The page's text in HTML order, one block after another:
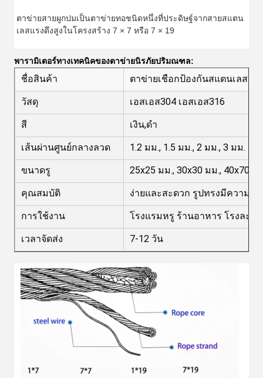
ตาข่ายสายผูกปมเป็นตาข่ายทอชนิดหนึ่งที่ประดิษฐ์จากสายสแตน
เลสแรงดึงสูงในโครงสร้าง 7 × 7 หรือ 7 × 19
พารามิเตอร์ทางเทคนิคของตาข่ายนิรภัยปริมณฑล:
ชื่อสินค้า ตาข่ายเชือกป้องกันสแตนเลสสำ
วัสดุ เอสเอส304 เอสเอส316
สี เงิน,ดำ
เส้นผ่านศูนย์กลางลวด 1.2 มม., 1.5 มม., 2 มม., 3 มม.
ขนาดรู 25x25 มม., 30x30 มม., 40x70
คุณสมบัติ ง่ายและสะดวก รูปทรงมีความพิ
การใช้งาน โรงแรมหรู ร้านอาหาร โรงละค
เวลาจัดส่ง 7-12 วัน